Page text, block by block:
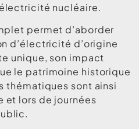
nucléaire.
permet d’aborder
d’électricité d’origine
unique, son impact
le patrimoine historique
thématiques sont ainsi
et lors de journées